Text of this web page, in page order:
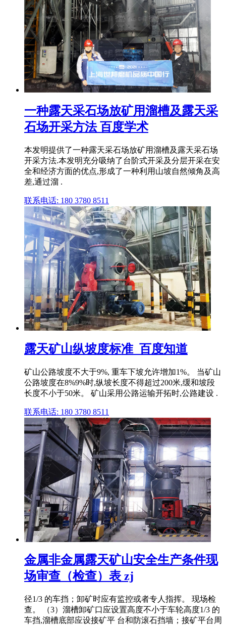
一种露天采石场放矿用溜槽及露天采
石场开采方法 百度学术
本发明提供了一种露天采石场放矿用溜槽及露天采石场
开采方法.本发明充分吸纳了台阶式开采及分层开采在安
全和经济方面的优点,形成了一种利用山坡自然倾角及高
差,通过溜 .
联系电话: 180 3780 8511
露天矿山纵坡度标准_百度知道
矿山公路坡度不大于9%, 重车下坡允许增加1%。 当矿山
公路坡度在8%9%时,纵坡长度不得超过200米,缓和坡段
长度不小于50米。 矿山采用公路运输开拓时,公路建设 .
联系电话: 180 3780 8511
金属非金属露天矿山安全生产条件现
场审查（检查）表 zj
径1/3 的车挡；卸矿时应有监控或者专人指挥。 现场检
查。 （3）溜槽卸矿口应设置高度不小于车轮高度1/3 的
车挡,溜槽底部应设接矿平 台和防滚石挡墙；接矿平台周